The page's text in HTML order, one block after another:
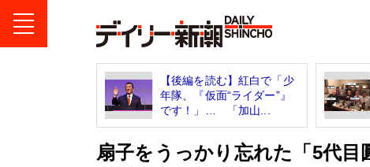
【後編を読む】紅白で「少
年隊、『仮面“ライダー”』
です！」… 「加山...
扇子をうっかり忘れた「5代